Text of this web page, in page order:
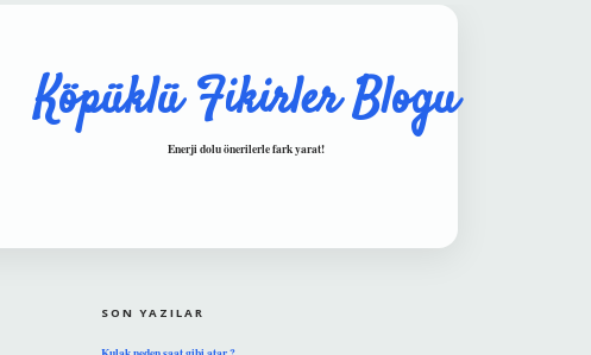
Köpüklü Fikirler Blogu
Enerji dolu önerilerle fark yarat!
SON YAZILAR